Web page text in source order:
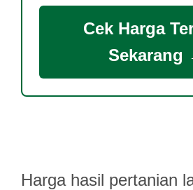
Cek Harga
Sekarang
Harga hasil pertanian